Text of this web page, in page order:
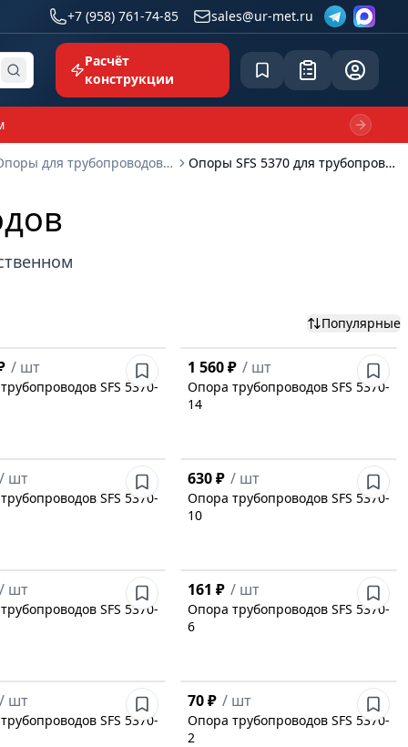
+7 (958) 761-74-85 sales@ur-met.ru
Расчёт
конструкции
Сохранённое
Заявка
Next
Опоры для трубопроводов SFS
Опоры SFS 5370 для трубопроводов
Популярные
/ шт
SFS 5370-
1 560 ₽ / шт
Опора трубопроводов SFS 5370-
14
/ шт
SFS 5370-
630 ₽ / шт
Опора трубопроводов SFS 5370-
10
/ шт
SFS 5370-
161 ₽ / шт
Опора трубопроводов SFS 5370-
6
/ шт
SFS 5370-
70 ₽ / шт
Опора трубопроводов SFS 5370-
2